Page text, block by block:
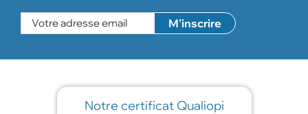
Notre certificat Qualiopi